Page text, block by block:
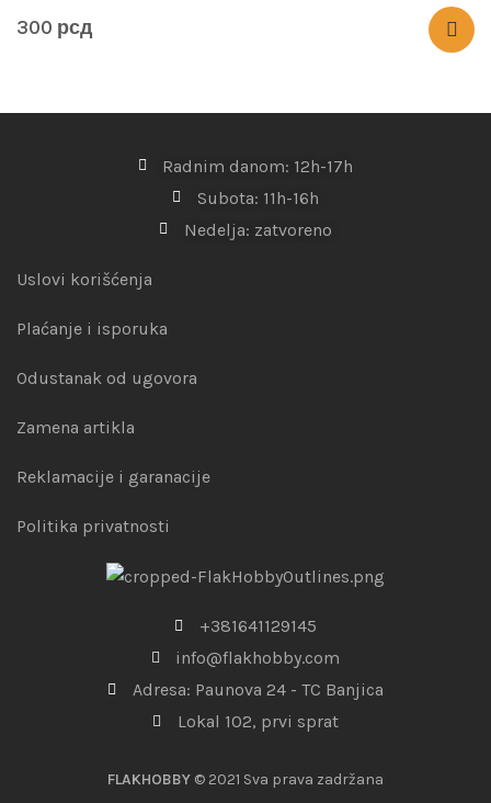
300 рсд
Radnim danom: 12h-17h
Subota: 11h-16h
Nedelja: zatvoreno
Uslovi korišćenja
Plaćanje i isporuka
Odustanak od ugovora
Zamena artikla
Reklamacije i garanacije
Politika privatnosti
+381641129145
info@flakhobby.com
Adresa: Paunova 24 - TC Banjica
Lokal 102, prvi sprat
FLAKHOBBY © 2021 Sva prava zadržana